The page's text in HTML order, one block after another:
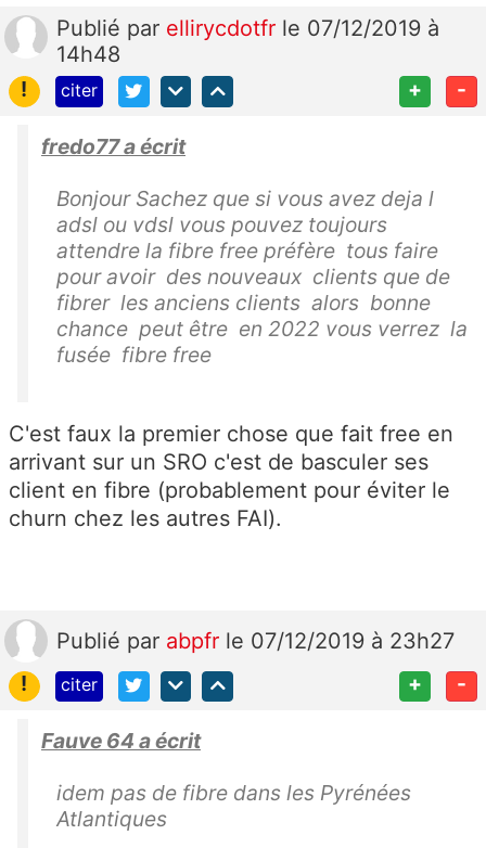
Publié par ellirycdotfr le 07/12/2019 à
14h48
!
citer + -
fredo77 a écrit
Bonjour Sachez que si vous avez deja l
adsl ou vdsl vous pouvez toujours
attendre la fibre free préfère tous faire
pour avoir des nouveaux clients que de
fibrer les anciens clients alors bonne
chance peut être en 2022 vous verrez la
fusée fibre free
C'est faux la premier chose que fait free en
arrivant sur un SRO c'est de basculer ses
client en fibre (probablement pour éviter le
churn chez les autres FAI).
Publié par abpfr le 07/12/2019 à 23h27
!
citer + -
Fauve 64 a écrit
idem pas de fibre dans les Pyrénées
Atlantiques